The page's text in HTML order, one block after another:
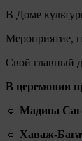
В Доме
Мероприятие,
Свой главный
В церемонии
🔹 Мадина
🔹 Хаваж-